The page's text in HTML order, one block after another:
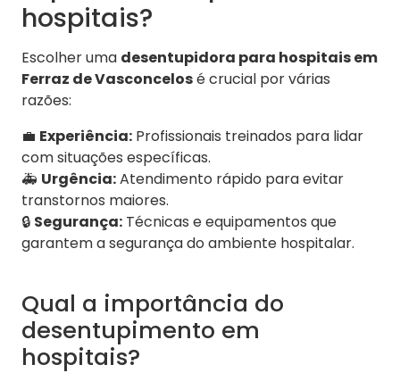
hospitais?
Escolher uma desentupidora para hospitais em
Ferraz de Vasconcelosé crucial por várias
razões:
💼 Experiência: Profissionais treinados para lidar
com situações específicas.
🚑 Urgência:Atendimento rápido para evitar
transtornos maiores.
🔒 Segurança: Técnicas e equipamentos que
garantem a segurança do ambiente hospitalar.
Qual a importância do
desentupimento em
hospitais?